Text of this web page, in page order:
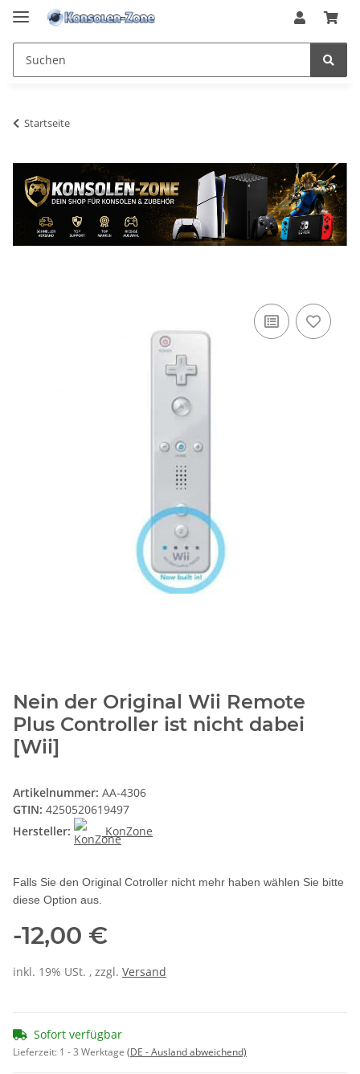
Startseite
Nein der Original Wii Remote
Plus Controller ist nicht dabei
[Wii]
Artikelnummer: AA-4306
GTIN: 4250520619497
Hersteller:
KonZone
Falls Sie den Original Cotroller nicht mehr haben wählen Sie bitte
diese Option aus.
-12,00 €
inkl. 19% USt. , zzgl. Versand
Sofort verfügbar
Lieferzeit: 1 - 3 Werktage (DE - Ausland abweichend)